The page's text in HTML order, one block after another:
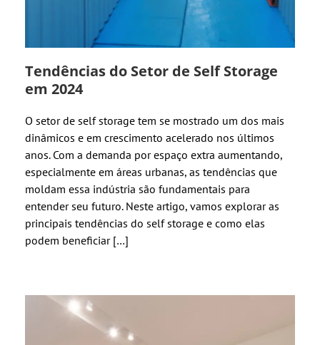
Tendências do Setor de Self Storage
em 2024
O setor de self storage tem se mostrado um dos mais
dinâmicos e em crescimento acelerado nos últimos
anos. Com a demanda por espaço extra aumentando,
especialmente em áreas urbanas, as tendências que
moldam essa indústria são fundamentais para
entender seu futuro. Neste artigo, vamos explorar as
principais tendências do self storage e como elas
podem beneficiar […]